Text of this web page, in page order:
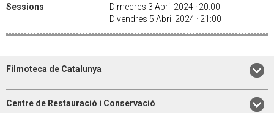
Sessions
Dimecres 3 Abril 2024 · 20:00
Divendres 5 Abril 2024 · 21:00
Filmoteca de Catalunya
Centre de Restauració i Conservació